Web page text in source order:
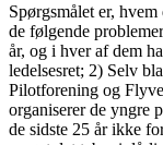
Spørgsmålet er,
de følgende
år, og i hver af dem
ledelsesret; 2) Selv
Pilotforening og
organiserer de yngre
de sidste 25 år ikke